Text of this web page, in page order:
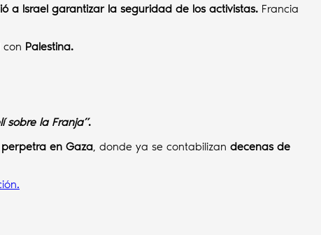
a Israel garantizar la seguridad de los activistas. Francia
Palestina.
sobre la Franja”.
en Gaza , donde ya se contabilizan decenas de